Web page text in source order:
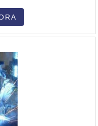
atual para garantir a
EMPRESA NO
Industrial existem
itens como cavalete
com ótima qualidade e
a todos os clientes,
destaque é conquistar a
é possível através do
e profissionais
de tinta para alta